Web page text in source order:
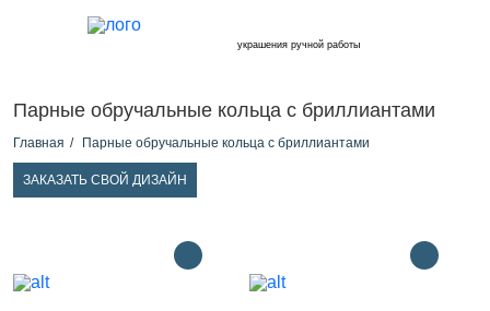
украшения ручной работы
Парные обручальные кольца с бриллиантами
Главная Парные обручальные кольца с бриллиантами
ЗАКАЗАТЬ СВОЙ ДИЗАЙН